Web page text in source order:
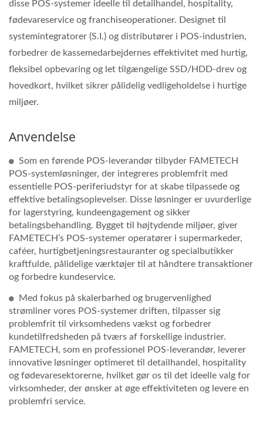
disse POS-systemer ideelle til detailhandel, hospitality,
fødevareservice og franchiseoperationer. Designet til
systemintegratorer (S.I.) og distributører i POS-industrien,
forbedrer de kassemedarbejdernes effektivitet med hurtig,
fleksibel opbevaring og let tilgængelige SSD/HDD-drev og
hovedkort, hvilket sikrer pålidelig vedligeholdelse i hurtige
miljøer.
Anvendelse
Som en førende POS-leverandør tilbyder FAMETECH
POS-systemløsninger, der integreres problemfrit med
essentielle POS-periferiudstyr for at skabe tilpassede og
effektive betalingsoplevelser. Disse løsninger er uvurderlige
for lagerstyring, kundeengagement og sikker
betalingsbehandling. Bygget til højtydende miljøer, giver
FAMETECH’s POS-systemer operatører i supermarkeder,
caféer, hurtigbetjeningsrestauranter og specialbutikker
kraftfulde, pålidelige værktøjer til at håndtere transaktioner
og forbedre kundeservice.
Med fokus på skalerbarhed og brugervenlighed
strømliner vores POS-systemer driften, tilpasser sig
problemfrit til virksomhedens vækst og forbedrer
kundetilfredsheden på tværs af forskellige industrier.
FAMETECH, som en professionel POS-leverandør, leverer
innovative løsninger optimeret til detailhandel, hospitality
og fødevaresektorerne, hvilket gør os til det ideelle valg for
virksomheder, der ønsker at øge effektiviteten og levere en
problemfri service.